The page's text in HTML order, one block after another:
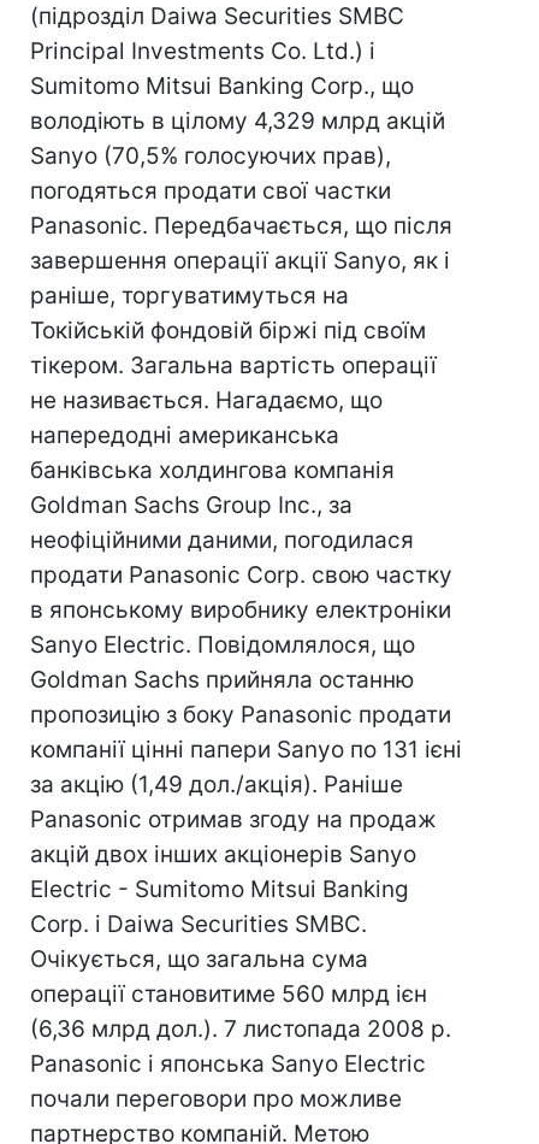
(підрозділ Daiwa Securities SMBC
Principal Investments Co. Ltd.) і
Sumitomo Mitsui Banking Corp., що
володіють в цілому 4,329 млрд акцій
Sanyo (70,5% голосуючих прав),
погодяться продати свої частки
Panasonic. Передбачається, що після
завершення операції акції Sanyo, як і
раніше, торгуватимуться на
Токійській фондовій біржі під своїм
тікером. Загальна вартість операції
не називається. Нагадаємо, що
напередодні американська
банківська холдингова компанія
Goldman Sachs Group Inc., за
неофіційними даними, погодилася
продати Panasonic Corp. свою частку
в японському виробнику електроніки
Sanyo Electric. Повідомлялося, що
Goldman Sachs прийняла останню
пропозицію з боку Panasonic продати
компанії цінні папери Sanyo по 131 ієні
за акцію (1,49 дол./акція). Раніше
Panasonic отримав згоду на продаж
акцій двох інших акціонерів Sanyo
Electric - Sumitomo Mitsui Banking
Corp. і Daiwa Securities SMBC.
Очікується, що загальна сума
операції становитиме 560 млрд ієн
(6,36 млрд дол.). 7 листопада 2008 р.
Panasonic і японська Sanyo Electric
почали переговори про можливе
партнерство компаній. Метою